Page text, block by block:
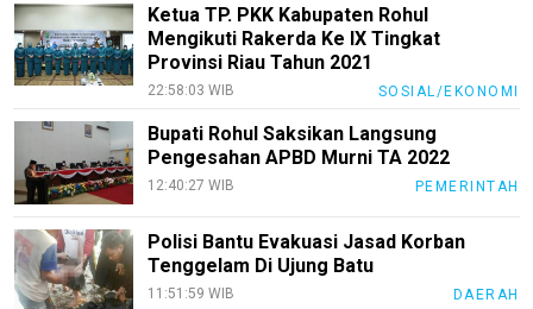
Ketua TP. PKK Kabupaten Rohul
Mengikuti Rakerda Ke IX Tingkat
Provinsi Riau Tahun 2021
22:58:03 WIB SOSIAL/EKONOMI
Bupati Rohul Saksikan Langsung
Pengesahan APBD Murni TA 2022
12:40:27 WIB PEMERINTAH
Polisi Bantu Evakuasi Jasad Korban
Tenggelam Di Ujung Batu
11:51:59 WIB DAERAH
Disclaimer
Tentang
Pedoman
Media
Siber
Redaksi
Index
All